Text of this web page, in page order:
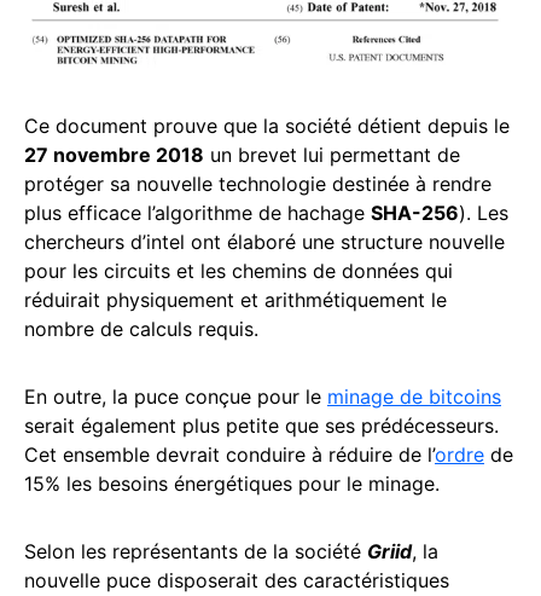
Ce document prouve que la société détient depuis le
27 novembre 2018 un brevet lui permettant de
protéger sa nouvelle technologie destinée à rendre
plus efficace l’algorithme de hachage SHA-256). Les
chercheurs d’intel ont élaboré une structure nouvelle
pour les circuits et les chemins de données qui
réduirait physiquement et arithmétiquement le
nombre de calculs requis.
En outre, la puce conçue pour le minage de bitcoins
serait également plus petite que ses prédécesseurs.
Cet ensemble devrait conduire à réduire de l’ordre de
15% les besoins énergétiques pour le minage.
Selon les représentants de la société Griid, la
nouvelle puce disposerait des caractéristiques